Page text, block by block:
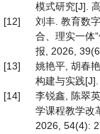
模式研究[J].
[12]
刘丰. 教育数
合、理实一体
报, 2026,
[13]
姚艳平, 胡春
构建与实践
[14]
李锐鑫, 陈翠
学课程教学改
2026, 54(4):